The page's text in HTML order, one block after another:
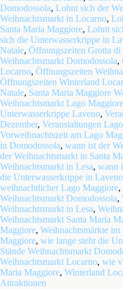
Domodossola, Lohnt sich der
Weihnachtsmarkt in Locarno,
Santa Maria Maggiore, Lohnt
sich die Unterwasserkrippe in
Natale, Öffnungszeiten Grotta
Weihnachtsmarkt Domodossola,
Locarno, Öffnungszeiten
Öffnungszeiten Winterland
Natale, Santa Maria Maggiore
Weihnachtsmarkt Lago Maggiore
Unterwasserkrippe Laveno,
Dezember, Veranstaltungen
Vorweihnachtszeit am Lago
in Domodossola, wann ist der
der Weihnachtsmarkt in Santa
Weihnachtsmarkt in Lesa, wann
die Unterwasserkrippe in Laveno
weihnachtlicher Lago Maggiore,
Weihnachtsmarkt Domodossola,
Weihnachtsmarkt in Lesa,
Weihnachtsmarkt Santa Maria
Maggiore, Weihnachtsmärkte im
Maggiore, wie lange steht die
Stände Weihnachtsmarkt
Weihnachtsmarkt Locarno, wie
Maria Maggiore, Winterland
Attraktionen